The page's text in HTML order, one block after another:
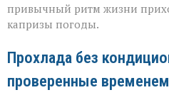
привычный ритм жизни
капризы погоды.
Прохлада без
проверенные временем